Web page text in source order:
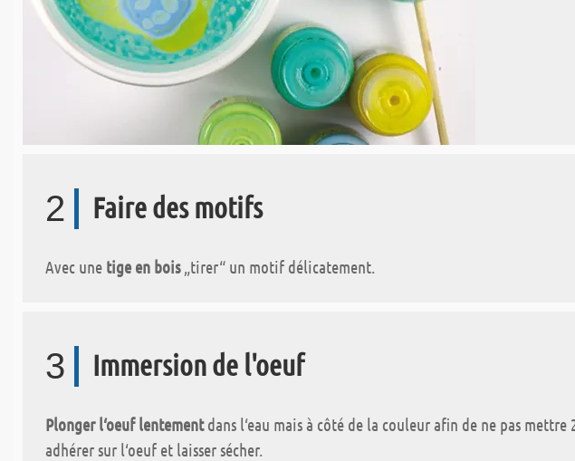
2 Faire des motifs
Avec une tige en bois„tirer“ un motif délicatement.
3 Immersion de l'oeuf
Plonger l‘oeuf lentementdans l‘eau mais à côté de la couleur afin de ne pas mettre
adhérer sur l‘oeuf et laisser sécher.